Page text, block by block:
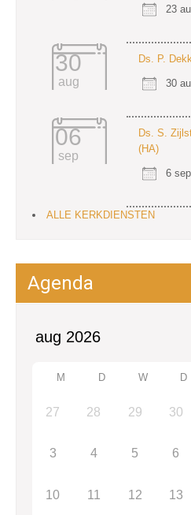
23
30
aug
Ds. P.
30
06
sep
Ds. S.
(HA)
6
ALLE KERKDIENSTEN
Agenda
M D W D
27 28 29 30
3 4 5 6
10 11 12 13